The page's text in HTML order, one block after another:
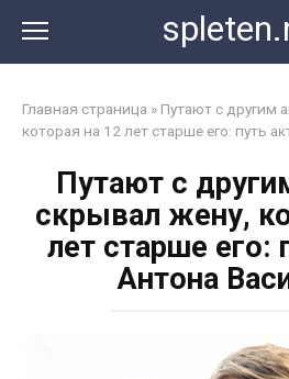
контенту
Главная страница » Путают с другим
которая на 12 лет старше его: путь
Путают с
скрывал жену,
лет старше его:
Антона